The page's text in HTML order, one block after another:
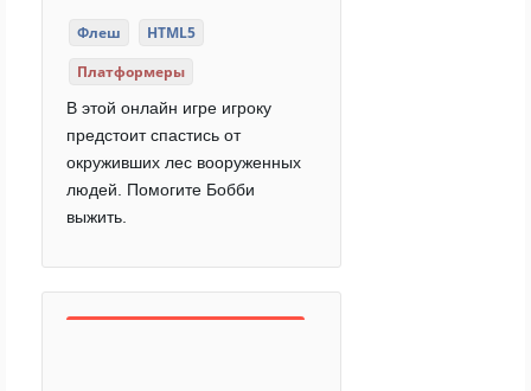
Флеш
HTML5
Платформеры
В этой онлайн игре игроку
предстоит спастись от
окруживших лес вооруженных
людей. Помогите Бобби
выжить.